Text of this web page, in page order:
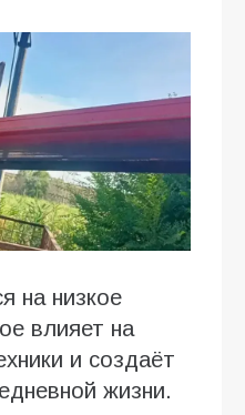
на низкое
влияет на
и создаёт
жизни.